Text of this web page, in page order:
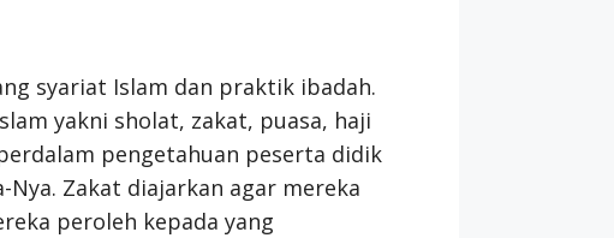
syariat Islam dan praktik ibadah.
yakni sholat, zakat, puasa, haji
pengetahuan peserta didik
Zakat diajarkan agar mereka
peroleh kepada yang